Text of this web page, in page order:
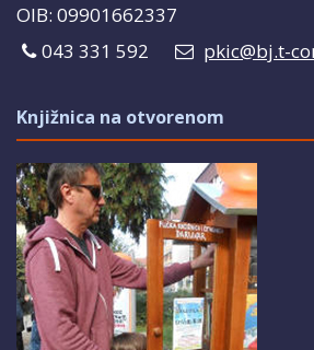
OIB: 09901662337
043 331 592
pkic@bj.t-
Knjižnica na otvorenom